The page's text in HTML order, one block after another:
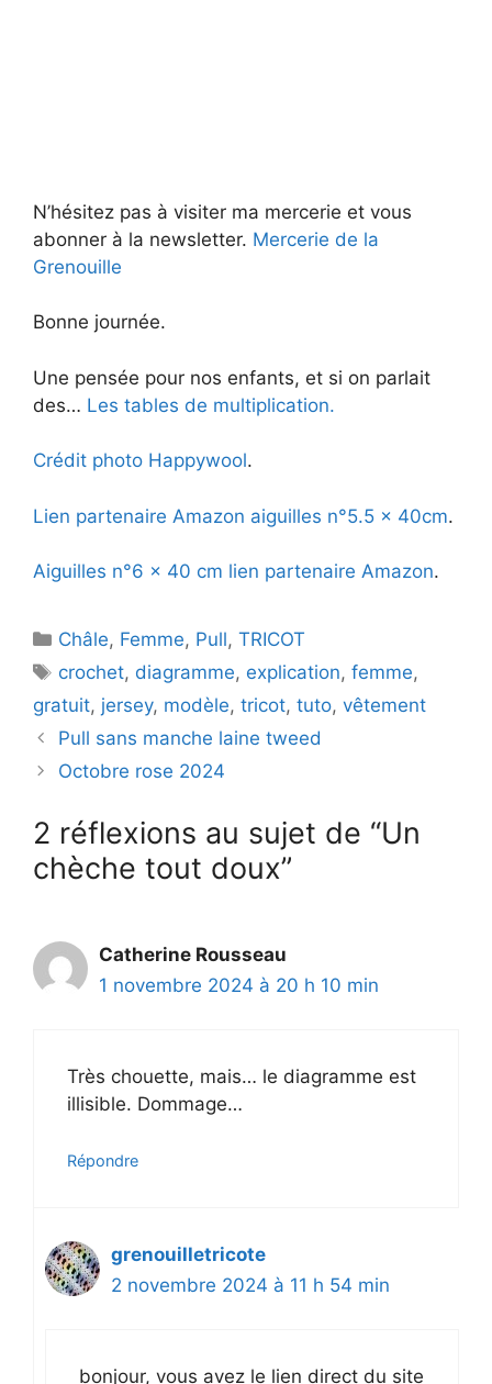
N’hésitez pas à visiter ma mercerie et vous
abonner à la newsletter. Mercerie de la
Grenouille
Bonne journée.
Une pensée pour nos enfants, et si on parlait
des… Les tables de multiplication.
Crédit photo Happywool.
Lien partenaire Amazon aiguilles n°5.5 x 40cm.
Aiguilles n°6 x 40 cm lien partenaire Amazon.
Catégories
Châle, Femme, Pull,TRICOT
Étiquettes
crochet, diagramme, explication,femme,
gratuit, jersey, modèle, tricot, tuto, vêtement
Pull sans manche laine tweed
Octobre rose 2024
2 réflexions au sujet de “Un
chèche tout doux”
Catherine Rousseau
1 novembre 2024 à 20 h 10 min
Très chouette, mais… le diagramme est
illisible. Dommage…
Répondre
grenouilletricote
2 novembre 2024 à 11 h 54 min
bonjour, vous avez le lien direct du site